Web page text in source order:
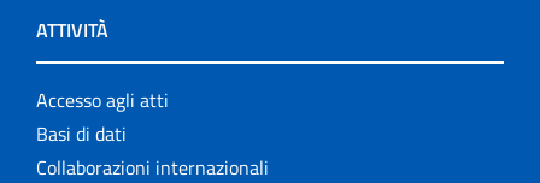
ATTIVITÀ
Accesso agli atti
Basi di dati
Collaborazioni internazionali